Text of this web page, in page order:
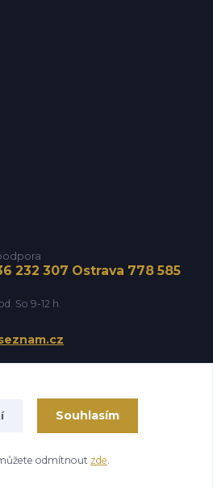
232 307 Ostrava 778 585
So 9-12 h.
na Eshop-rychle.cz
Souhlasím
odmítnout zde